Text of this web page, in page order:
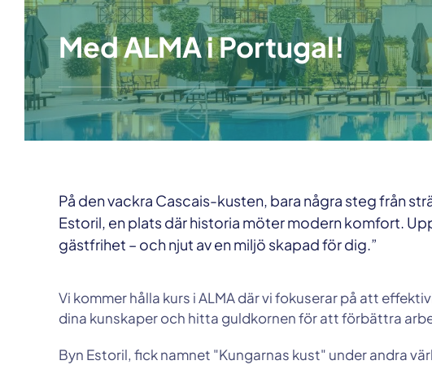
Med ALMA i Portugal!
På den vackra Cascais-kusten, bara några steg från
Estoril, en plats där historia möter modern komfort.
gästfrihet – och njut av en miljö skapad för dig.”
Vi kommer hålla kurs i ALMA där vi fokuserar på att
dina kunskaper och hitta guldkornen för att förbättra
Byn Estoril, fick namnet "Kungarnas kust" under andra